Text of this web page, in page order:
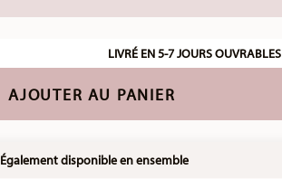
LIVRÉ EN 5-7 JOURS OUVRABLES
AJOUTER AU PANIER
Également disponible en ensemble